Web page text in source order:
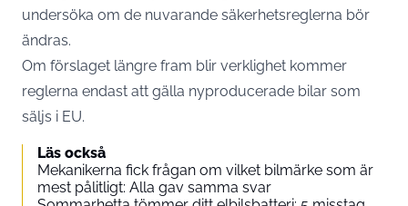
undersöka om de nuvarande säkerhetsreglerna bör
ändras.
Om förslaget längre fram blir verklighet kommer
reglerna endast att gälla nyproducerade bilar som
säljs i EU.
Läs också
Mekanikerna fick frågan om vilket bilmärke som är
mest pålitligt: Alla gav samma svar